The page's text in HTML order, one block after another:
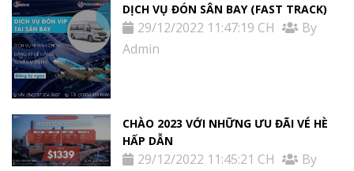
DỊCH VỤ ĐÓN SÂN BAY (FAST TRACK)
29/12/2022 11:47:19 CH
By
Admin
CHÀO 2023 VỚI NHỮNG ƯU ĐÃI VÉ HÈ
HẤP DẪN
29/12/2022 11:45:21 CH
By